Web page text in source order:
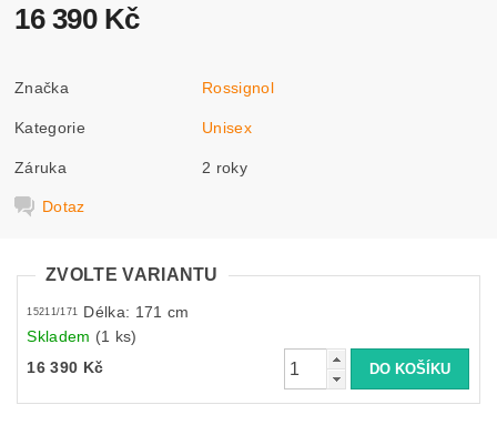
16 390 Kč
Značka Rossignol
Kategorie Unisex
Záruka 2 roky
Dotaz
ZVOLTE VARIANTU
15211/171 Délka: 171 cm
Skladem (1 ks)
16 390 Kč